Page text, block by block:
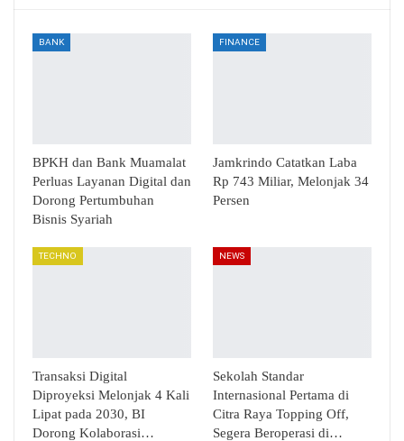
BANK
BPKH dan Bank Muamalat
Perluas Layanan Digital dan
Dorong Pertumbuhan
Bisnis Syariah
FINANCE
Jamkrindo Catatkan Laba
Rp 743 Miliar, Melonjak 34
Persen
TECHNO
Transaksi Digital
Diproyeksi Melonjak 4 Kali
Lipat pada 2030, BI
Dorong Kolaborasi…
NEWS
Sekolah Standar
Internasional Pertama di
Citra Raya Topping Off,
Segera Beroperasi di…